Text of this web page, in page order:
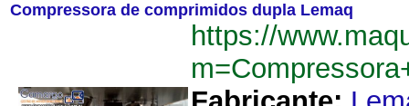
Compressora de comprimidos dupla Lemaq
https://